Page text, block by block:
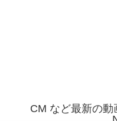
CM など最新の